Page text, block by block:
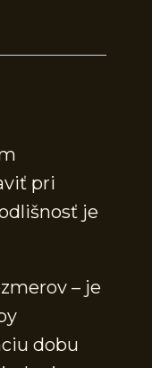
pri
je
– je
dobu